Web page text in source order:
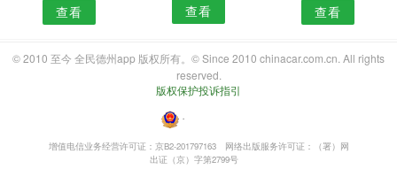
查看 查看 查看
© 2010 至今 全民德州app 版权所有。© Since 2010 chinacar.com.cn. All rights
reserved.
版权保护投诉指引
・
增值电信业务经营许可证：京B2-201797163
网络出版服务许可证：（署）网
出证（京）字第2799号